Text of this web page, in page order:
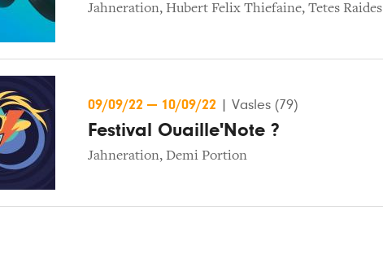
Jahneration, Hubert Felix Thiefaine, Tetes Raides
09/09/22 — 10/09/22 Vasles (79)
Festival Ouaille'Note ?
Jahneration, Demi Portion